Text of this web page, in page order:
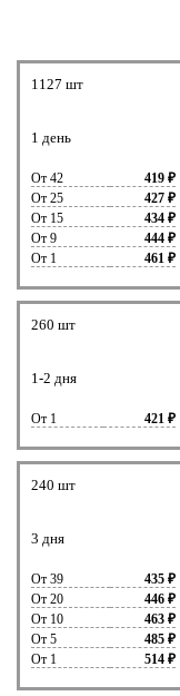
1127 шт
1 день
От 42
419 ₽
От 25
427 ₽
От 15
434 ₽
От 9
444 ₽
От 1
461 ₽
260 шт
1-2 дня
От 1 421 ₽
240 шт
3 дня
От 39
435 ₽
От 20
446 ₽
От 10
463 ₽
От 5
485 ₽
От 1
514 ₽